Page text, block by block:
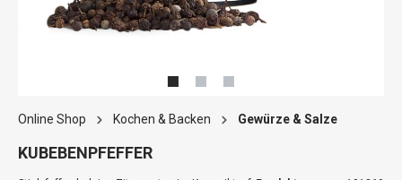
Online Shop Kochen & Backen Gewürze & Salze
KUBEBENPFEFFER